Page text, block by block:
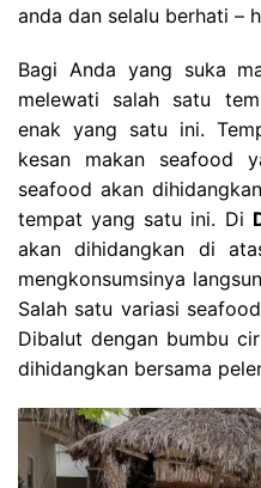
anda dan selalu berhati –
Bagi Anda yang suka
melewati salah satu
enak yang satu ini.
kesan makan seafood
seafood akan
tempat yang satu ini. Di
akan dihidangkan di
mengkonsumsinya
Salah satu variasi
Dibalut dengan bumbu
dihidangkan bersama